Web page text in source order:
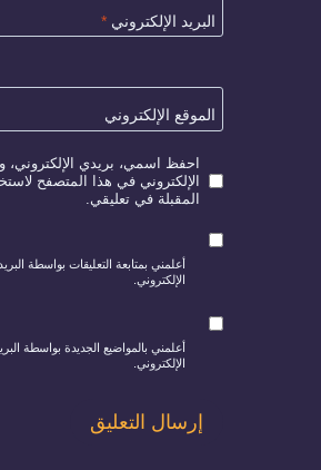
البريد الإلكتروني *
الموقع الإلكتروني
احفظ اسمي، بريدي الإلكتروني،
الإلكتروني في هذا المتصفح
المقبلة في تعليقي.
أعلمني بمتابعة التعليقات بواسطة البريد
الإلكتروني.
أعلمني بالمواضيع الجديدة بواسطة
الإلكتروني.